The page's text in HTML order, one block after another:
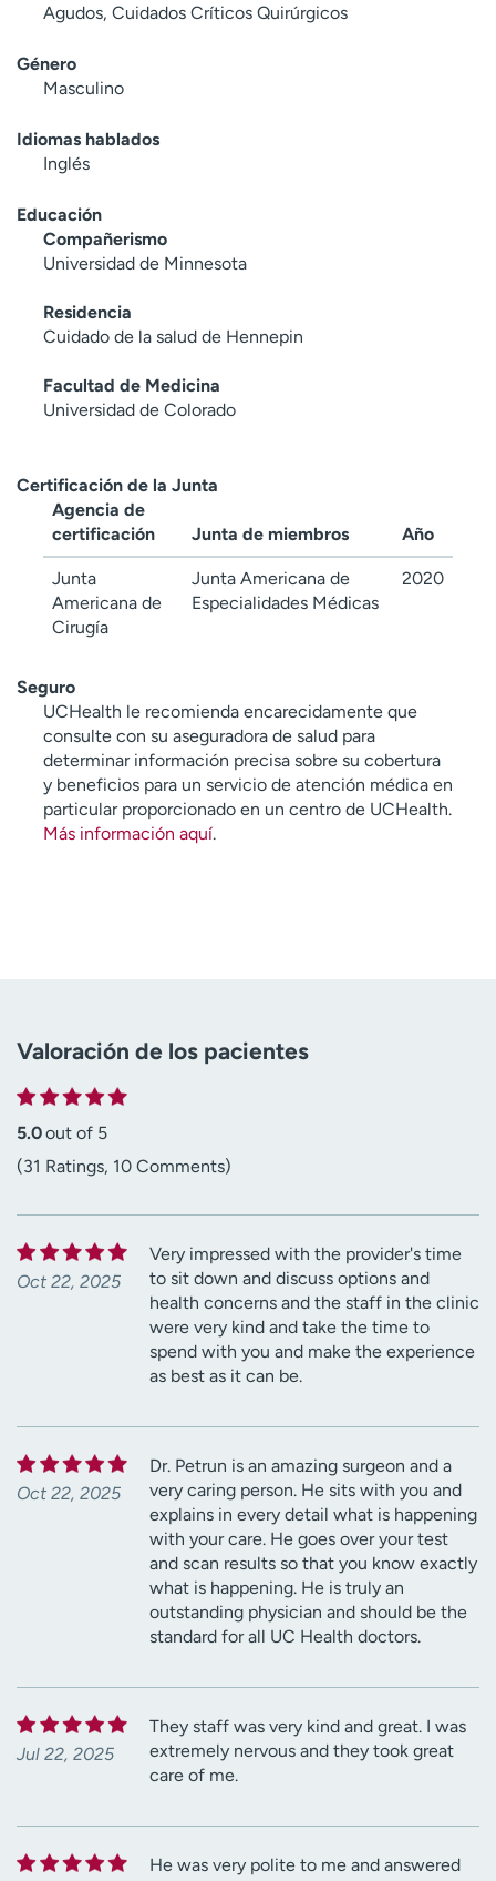
Agudos, Cuidados Críticos Quirúrgicos
Género
Masculino
Idiomas hablados
Inglés
Educación
Compañerismo
Universidad de Minnesota
Residencia
Cuidado de la salud de Hennepin
Facultad de Medicina
Universidad de Colorado
Certificación de la Junta
Agencia de
certificación
Junta de miembros Año
Junta
Americana de
Cirugía
Junta Americana de
Especialidades Médicas
2020
Seguro
UCHealth le recomienda encarecidamente que
consulte con su aseguradora de salud para
determinar información precisa sobre su cobertura
y beneficios para un servicio de atención médica en
particular proporcionado en un centro de UCHealth.
Más información aquí.
Valoración de los pacientes
5.0out of 5
(31 Ratings, 10 Comments)
Oct 22, 2025
Very impressed with the provider's time
to sit down and discuss options and
health concerns and the staff in the clinic
were very kind and take the time to
spend with you and make the experience
as best as it can be.
Oct 22, 2025
Dr. Petrun is an amazing surgeon and a
very caring person. He sits with you and
explains in every detail what is happening
with your care. He goes over your test
and scan results so that you know exactly
what is happening. He is truly an
outstanding physician and should be the
standard for all UC Health doctors.
Jul 22, 2025
They staff was very kind and great. I was
extremely nervous and they took great
care of me.
He was very polite to me and answered